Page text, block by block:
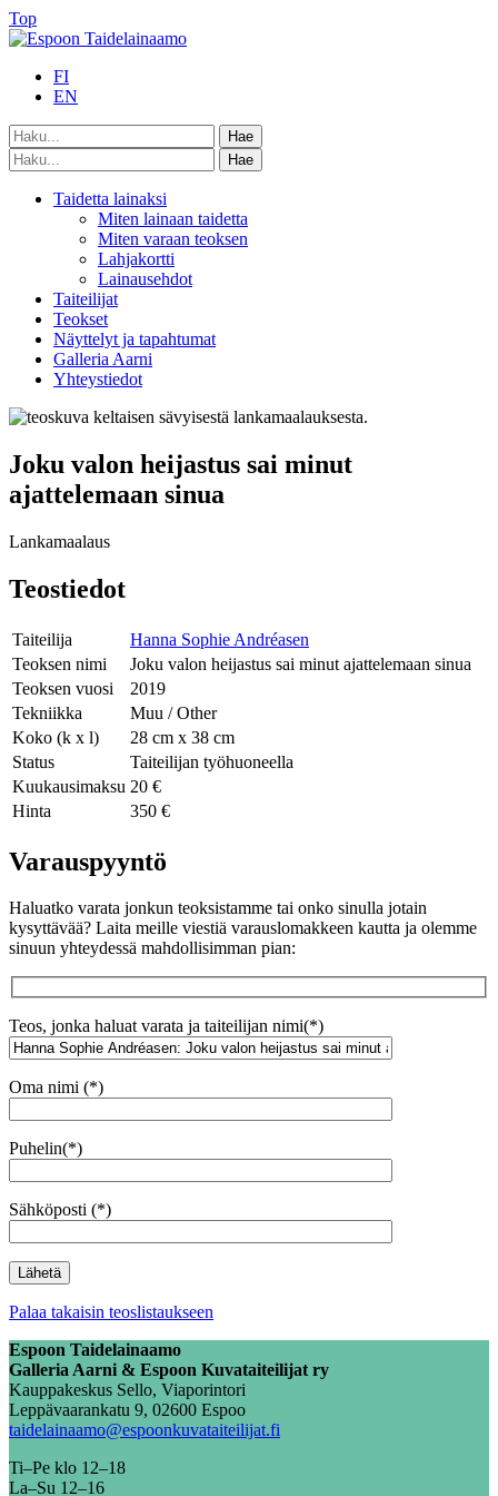
Top
FI
EN
Taidetta lainaksi
Miten lainaan taidetta
Miten varaan teoksen
Lahjakortti
Lainausehdot
Taiteilijat
Teokset
Näyttelyt ja tapahtumat
Galleria Aarni
Yhteystiedot
Joku valon heijastus sai minut
ajattelemaan sinua
Lankamaalaus
Teostiedot
Taiteilija
Hanna Sophie Andréasen
Teoksen nimi
Joku valon heijastus sai minut ajattelemaan sinua
Teoksen vuosi
2019
Tekniikka
Muu / Other
Koko (k x l)
28 cm x 38 cm
Status
Taiteilijan työhuoneella
Kuukausimaksu 20 €
Hinta
350 €
Varauspyyntö
Haluatko varata jonkun teoksistamme tai onko sinulla jotain
kysyttävää? Laita meille viestiä varauslomakkeen kautta ja olemme
sinuun yhteydessä mahdollisimman pian:
Teos, jonka haluat varata ja taiteilijan nimi(*)
Oma nimi (*)
Puhelin(*)
Sähköposti (*)
Palaa takaisin teoslistaukseen
Espoon Taidelainaamo
Galleria Aarni & Espoon Kuvataiteilijat ry
Kauppakeskus Sello, Viaporintori
Leppävaarankatu 9, 02600 Espoo
taidelainaamo@espoonkuvataiteilijat.fi
Ti–Pe klo 12–18
La–Su 12–16